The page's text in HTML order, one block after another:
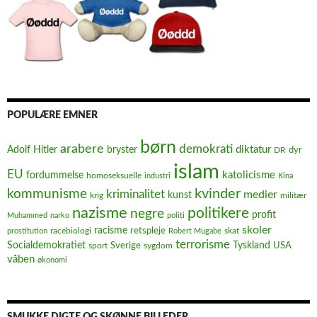
POPULÆRE EMNER
Adolf Hitler arabere bryster børn demokrati diktatur DR dyr
EU fordummelse homoseksuelle industri islam katolicisme Kina
kommunisme krig kriminalitet kunst kvinder medier militær
Muhammed narko nazisme negre politi politikere profit
prostitution racebiologi racisme retspleje Robert Mugabe skat skoler
Socialdemokratiet sport Sverige sygdom terrorisme Tyskland USA
våben økonomi